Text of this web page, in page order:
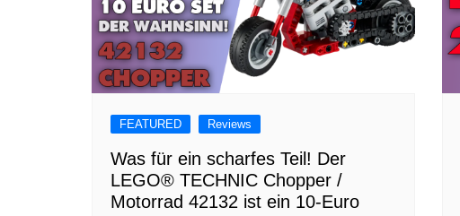
FEATURED Reviews
Was für ein scharfes Teil! Der
LEGO® TECHNIC Chopper /
Motorrad 42132 ist ein 10-Euro